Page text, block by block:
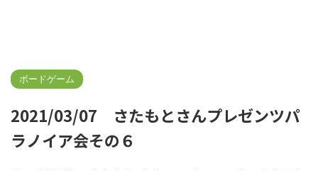
ボードゲーム
2021/03/07 さたもとさんプレゼンツパ
ラノイア会その６